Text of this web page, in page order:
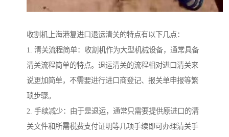
收割机上海港复进口退运清关的特点有以下几点：
1. 清关流程简单：收割机作为大型机械设备，通常具备
清关流程简单的特点。退运清关的流程相对进口清关来
说更加简单，不需要进行进口商登记、报关单申报等繁
琐步骤。
2. 手续减少：由于是退运，通常只需要提供原进口的清
关文件和所需税费支付证明等几项手续即可办理清关手